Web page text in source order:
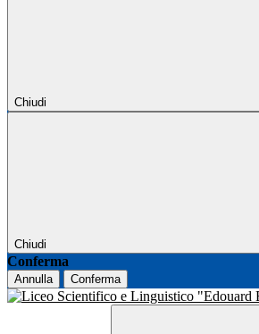
Chiudi
Chiudi
Conferma
Annulla Conferma